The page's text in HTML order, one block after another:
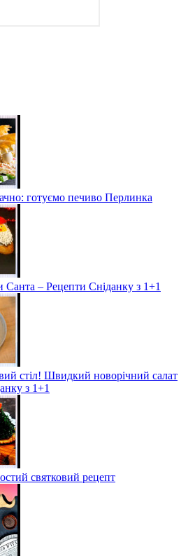
готуємо печиво Перлинка
Санта – Рецепти Сніданку з 1+1
стіл! Швидкий новорічний салат
з 1+1
святковий рецепт